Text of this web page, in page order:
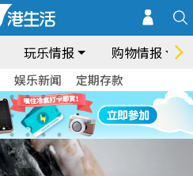
玩乐情报 购物情报
娱乐新闻 定期存款